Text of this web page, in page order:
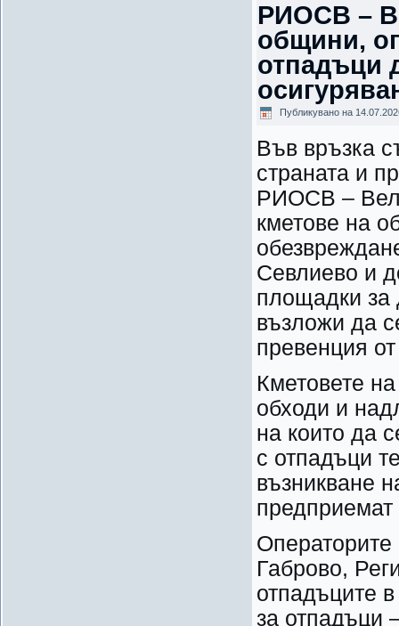
РИОСВ –
общини,
отпадъци
Публикувано на
Във връзка
страната и
РИОСВ –
кметове на
Севлиево и
площадки
възложи да
превенция
Кметовете
обходи и
на които да
с отпадъци
възникване
предприемат
Габрово,
отпадъците
за отпадъци